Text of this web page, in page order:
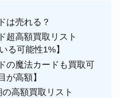
は売れる？
超高額買取リスト
る可能性1%】
の魔法カードも買取可
が高額】
高額買取リスト